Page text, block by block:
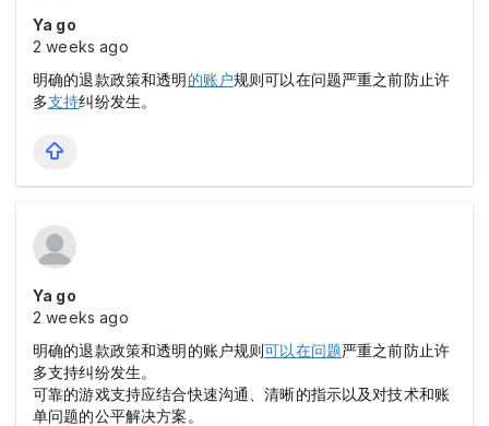
Ya go
2 weeks ago
明确的退款政策和透明的账户规则可以在问题严重之前防止许
多支持纠纷发生。
Ya go
2 weeks ago
明确的退款政策和透明的账户规则可以在问题严重之前防止许
多支持纠纷发生。
可靠的游戏支持应结合快速沟通、清晰的指示以及对技术和账
单问题的公平解决方案。